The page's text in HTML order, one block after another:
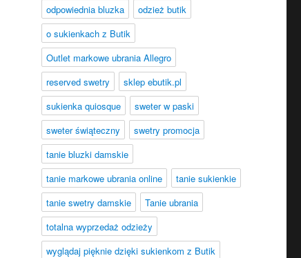
odpowiednia bluzka
odzież butik
o sukienkach z Butik
Outlet markowe ubrania Allegro
reserved swetry
sklep ebutik.pl
sukienka quiosque
sweter w paski
sweter świąteczny
swetry promocja
tanie bluzki damskie
tanie markowe ubrania online
tanie sukienkie
tanie swetry damskie
Tanie ubrania
totalna wyprzedaż odzieży
wyglądaj pięknie dzięki sukienkom z Butik